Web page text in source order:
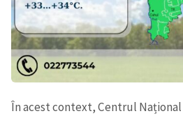
În acest context, Centrul